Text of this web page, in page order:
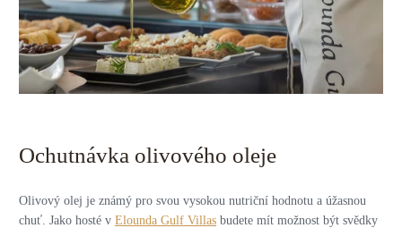
Ochutnávka olivového oleje
Olivový olej je známý pro svou vysokou nutriční hodnotu a úžasnou
chuť. Jako hosté v Elounda Gulf Villas budete mít možnost být svědky